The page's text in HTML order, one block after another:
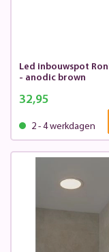
Led inbouwspot
- anodic brown
32,95
2 - 4 werkdagen